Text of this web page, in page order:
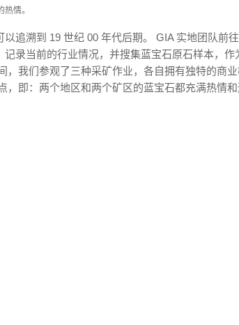
情。
追溯到 19 世纪 00 年代后期。 GIA 实地团队前
录当前的行业情况，并搜集蓝宝石原石样本，作
，我们参观了三种采矿作业，各自拥有独特的商
，即：两个地区和两个矿区的蓝宝石都充满热情